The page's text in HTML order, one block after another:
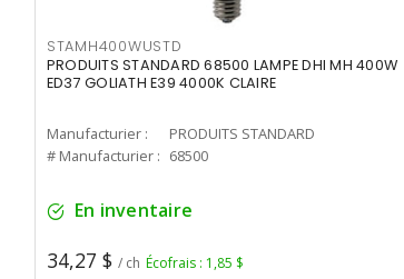
STAMH400WUSTD
PRODUITS STANDARD 68500 LAMPE DHI MH 400W
ED37 GOLIATH E39 4000K CLAIRE
Manufacturier :
PRODUITS STANDARD
# Manufacturier : 68500
En inventaire
34,27 $ / ch Écofrais : 1,85 $